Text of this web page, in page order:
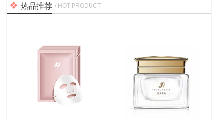
热品推荐 / HOT PRODUCT